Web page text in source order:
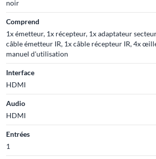
noir
Comprend
1x émetteur, 1x récepteur, 1x adaptateur
câble émetteur IR, 1x câble récepteur IR, 4x
manuel d'utilisation
Interface
HDMI
Audio
HDMI
Entrées
1